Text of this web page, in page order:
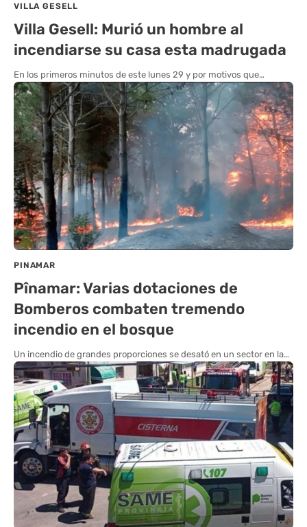
VILLA GESELL
Villa Gesell: Murió un hombre al
incendiarse su casa esta madrugada
En los primeros minutos de este lunes 29 y por motivos que…
PINAMAR
Pînamar: Varias dotaciones de
Bomberos combaten tremendo
incendio en el bosque
Un incendio de grandes proporciones se desató en un sector en la…